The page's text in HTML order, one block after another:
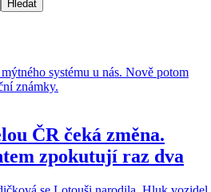
ČR čeká změna.
zpokutují raz dva